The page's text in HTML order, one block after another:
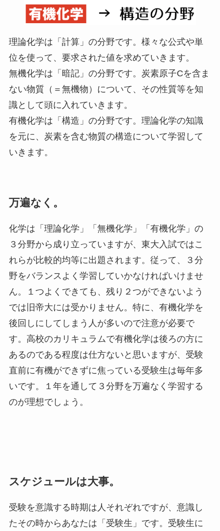
理論化学は「計算」の分野です。様々な公式や単
位を使って、要求された値を求めていきます。
無機化学は「暗記」の分野です。炭素原子Cを含ま
ない物質（＝無機物）について、その性質等を知
識として頭に入れていきます。
有機化学は「構造」の分野です。理論化学の知識
を元に、炭素を含む物質の構造について学習して
いきます。
万遍なく。
化学は「理論化学」「無機化学」「有機化学」の
３分野から成り立っていますが、東大入試ではこ
れらが比較的均等に出題されます。従って、３分
野をバランスよく学習していかなければいけませ
ん。１つよくできても、残り２つができないよう
では旧帝大には受かりません。特に、有機化学を
後回しにしてしまう人が多いので注意が必要で
す。高校のカリキュラムで有機化学は後ろの方に
あるのである程度は仕方ないと思いますが、受験
直前に有機ができずに焦っている受験生は毎年多
いです。１年を通して３分野を万遍なく学習する
のが理想でしょう。
スケジュールは大事。
受験を意識する時期は人それぞれですが、意識し
たその時からあなたは「受験生」です。受験生に